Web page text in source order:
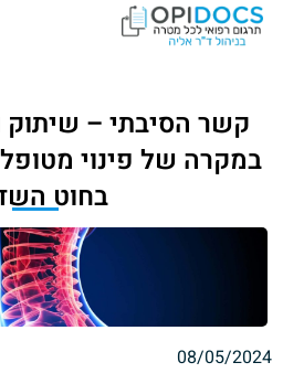
קשר הסיבתי – שיתוק
במקרה של פינוי
בחוט
08/05/2024